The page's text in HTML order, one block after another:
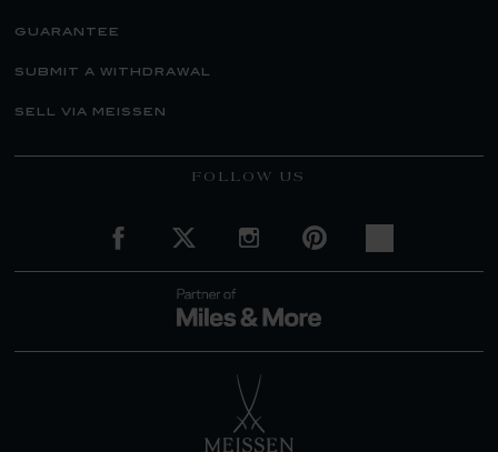
guarantee
submit a withdrawal
sell via meissen
FOLLOW US